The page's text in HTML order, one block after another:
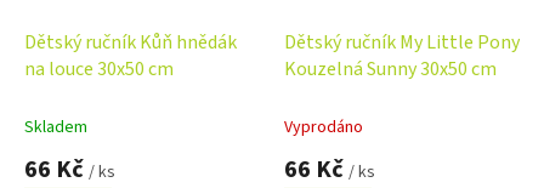
Dětský ručník Kůň hnědák
na louce 30x50 cm
Skladem
66 Kč / ks
Dětský ručník My Little Pony
Kouzelná Sunny 30x50 cm
Vyprodáno
66 Kč / ks